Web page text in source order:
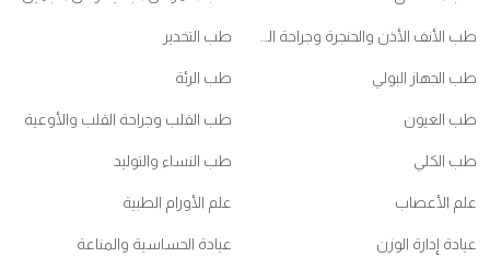
طب الأنف الأذن والحنجرة وجراحة الرأس والعنق طب التخدير
طب الجهاز البولي طب الرئة
طب العيون طب القلب وجراحة القلب والأوعية
طب الكلي طب النساء والتوليد
علم الأعصاب علم الأورام الطبية
عيادة إدارة الوزن عيادة الحساسية والمناعة